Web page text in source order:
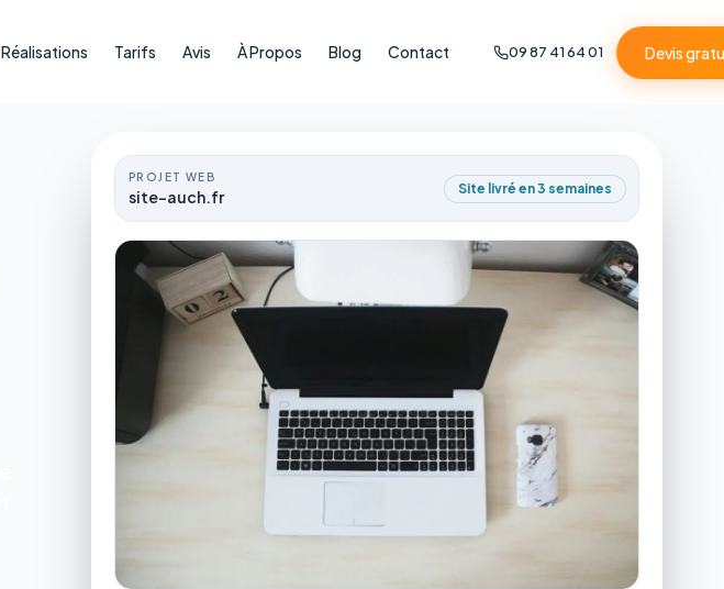
Réalisations Tarifs Avis À Propos Blog Contact 09 87 41 64 01 Devis
PROJET WEB
site-auch.fr Site livré en 3 semaines